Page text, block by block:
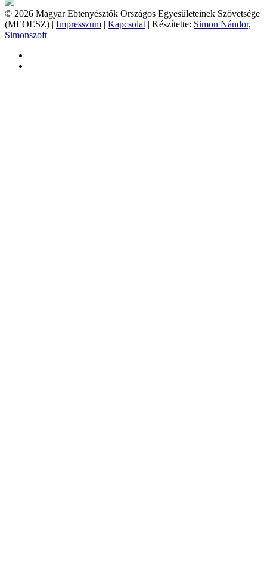
© 2026 Magyar Ebtenyésztők Országos Egyesületeinek Szövetsége
(MEOESZ) | Impresszum | Kapcsolat | Készítette: Simon Nándor,
Simonszoft